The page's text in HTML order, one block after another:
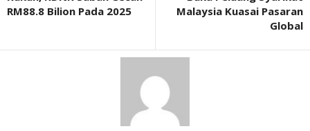
RM88.8 Bilion Pada 2025
Malaysia Kuasai Pasaran
Global